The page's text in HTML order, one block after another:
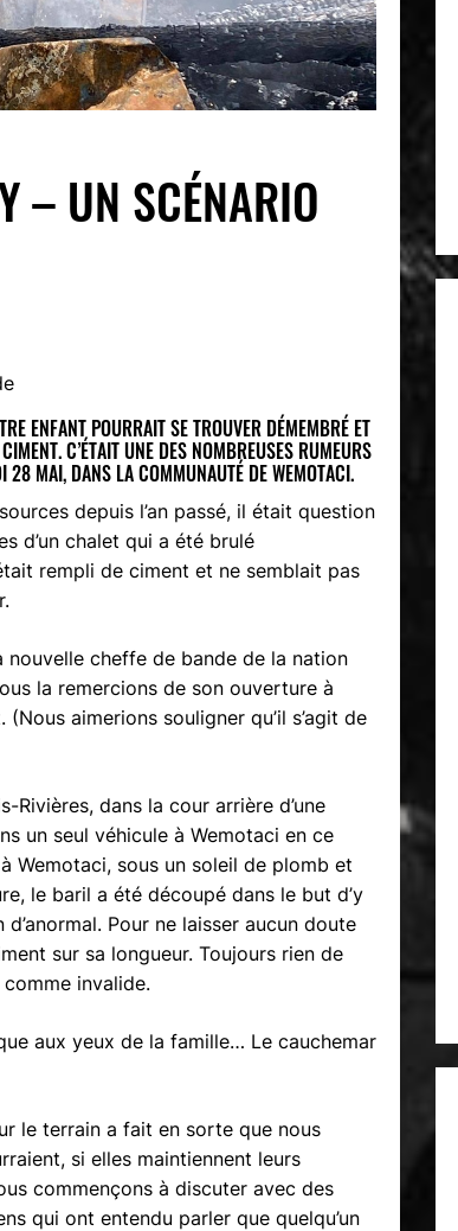
– UN SCÉNARIO
ENFANT POURRAIT SE TROUVER DÉMEMBRÉ ET
C’ÉTAIT UNE DES NOMBREUSES RUMEURS
28 MAI, DANS LA COMMUNAUTÉ DE WEMOTACI.
depuis l’an passé, il était question
d’un chalet qui a été brulé
rempli de ciment et ne semblait pas
nouvelle cheffe de bande de la nation
la remercions de son ouverture à
aimerions souligner qu’il s’agit de
Rivières, dans la cour arrière d’une
un seul véhicule à Wemotaci en ce
Wemotaci, sous un soleil de plomb et
le baril a été découpé dans le but d’y
Pour ne laisser aucun doute
sur sa longueur. Toujours rien de
invalide.
aux yeux de la famille… Le cauchemar
le terrain a fait en sorte que nous
si elles maintiennent leurs
commençons à discuter avec des
qui ont entendu parler que quelqu’un